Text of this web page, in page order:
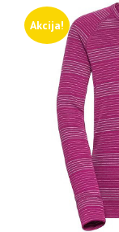
Akcija!